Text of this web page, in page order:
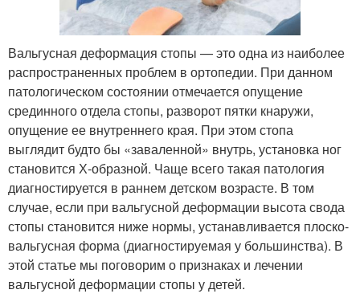
Вальгусная деформация стопы — это одна из наиболее
распространенных проблем в ортопедии. При данном
патологическом состоянии отмечается опущение
срединного отдела стопы, разворот пятки кнаружи,
опущение ее внутреннего края. При этом стопа
выглядит будто бы «заваленной» внутрь, установка ног
становится Х-образной. Чаще всего такая патология
диагностируется в раннем детском возрасте. В том
случае, если при вальгусной деформации высота свода
стопы становится ниже нормы, устанавливается плоско-
вальгусная форма (диагностируемая у большинства). В
этой статье мы поговорим о признаках и лечении
вальгусной деформации стопы у детей.